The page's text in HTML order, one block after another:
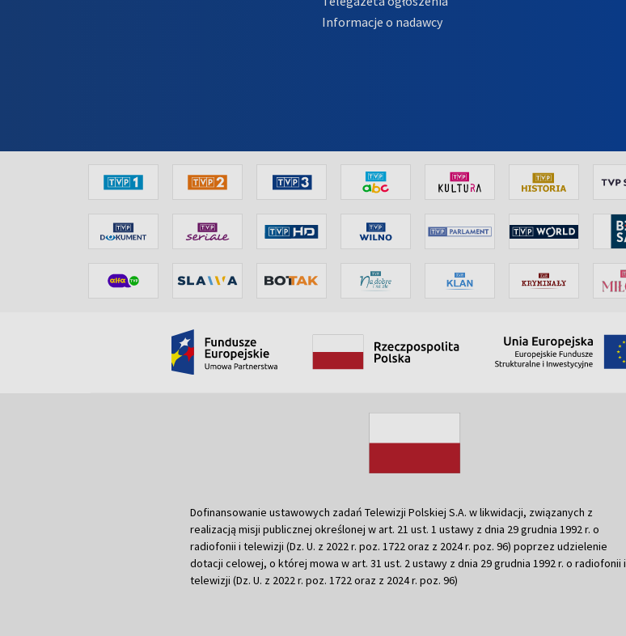
Informacje o nadawcy
Dofinansowanie ustawowych zadań Telewizji Polskiej S.A. w likwidacji, związanych z
realizacją misji publicznej określonej w art. 21 ust. 1 ustawy z dnia 29 grudnia 1992 r. o
radiofonii i telewizji (Dz. U. z 2022 r. poz. 1722 oraz z 2024 r. poz. 96) poprzez udzielenie
dotacji celowej, o której mowa w art. 31 ust. 2 ustawy z dnia 29 grudnia 1992 r. o radiofonii i
telewizji (Dz. U. z 2022 r. poz. 1722 oraz z 2024 r. poz. 96)